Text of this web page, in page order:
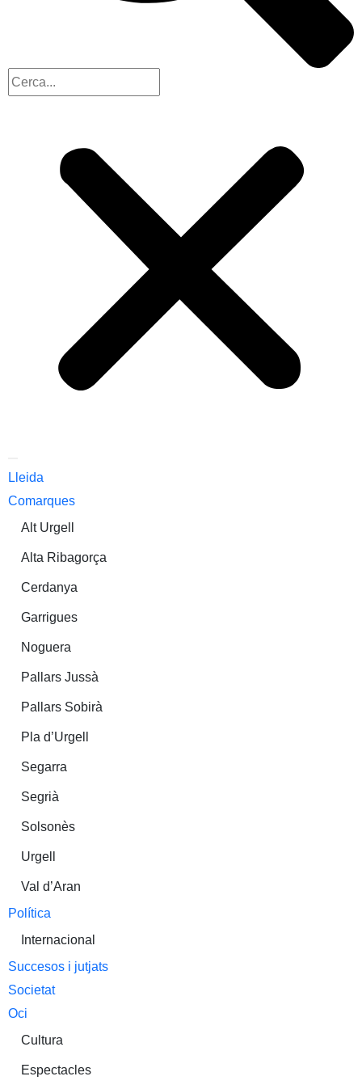
Lleida
Comarques
Alt Urgell
Alta Ribagorça
Cerdanya
Garrigues
Noguera
Pallars Jussà
Pallars Sobirà
Pla d’Urgell
Segarra
Segrià
Solsonès
Urgell
Val d’Aran
Política
Internacional
Succesos i jutjats
Societat
Oci
Cultura
Espectacles